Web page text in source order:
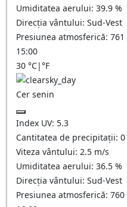
Umiditatea aerului: 39.9 %
Direcția vântului: Sud-Vest
Presiunea atmosferică: 761
15:00
30 °C|°F
Cer senin
Index UV: 5.3
Cantitatea de precipitații: 0
Viteza vântului: 2.5 m/s
Umiditatea aerului: 36.5 %
Direcția vântului: Sud-Vest
Presiunea atmosferică: 760